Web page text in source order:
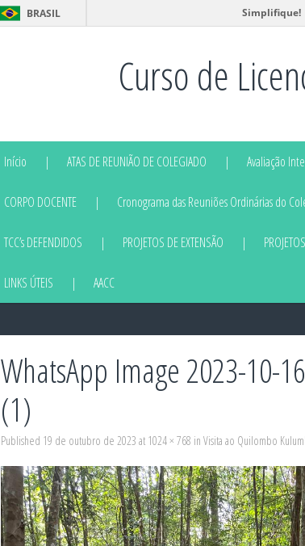
BRASIL Simplifique!
Curso de
Início ATAS DE REUNIÃO DE COLEGIADO Avaliação
CORPO DOCENTE Cronograma das Reuniões Ordinárias do
TCC’s DEFENDIDOS PROJETOS DE EXTENSÃO
LINKS ÚTEIS AACC
WhatsApp Image 2023-10-
(1)
Published 19 de outubro de 2023 at 1024 × 768 in Visita ao Quilombo